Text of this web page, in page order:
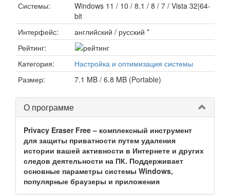
Системы:
Windows 11 / 10 / 8.1 / 8 / 7 / Vista 32|64-
bit
Интерфейс:
английский / русский *
Рейтинг:
Категория:
Настройка и оптимизация системы
Размер:
7.1 MB / 6.8 MB (Portable)
О программе
Privacy Eraser Free – комплексный инструмент
для защиты приватности путем удаления
истории вашей активности в Интернете и других
следов деятельности на ПК. Поддерживает
основные параметры системы Windows,
популярные браузеры и приложения